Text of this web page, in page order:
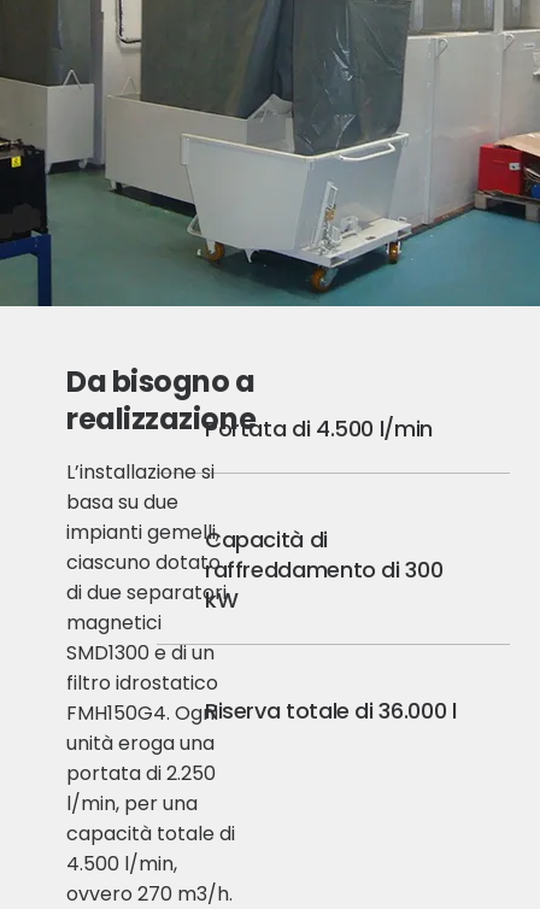
Da bisogno a
realizzazione
L’installazione si
basa su due
impianti gemelli,
ciascuno dotato
di due separatori
magnetici
SMD1300 e di un
filtro idrostatico
FMH150G4. Ogni
unità eroga una
portata di 2.250
l/min, per una
capacità totale di
4.500 l/min,
ovvero 270 m3/h.
Portata di 4.500 l/min
Capacità di
raffreddamento di 300
kW
Riserva totale di 36.000 l